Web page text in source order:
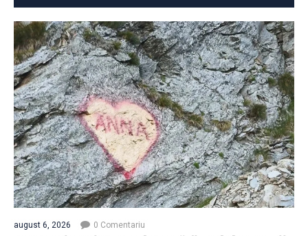
august 6, 2026 0 Comentariu